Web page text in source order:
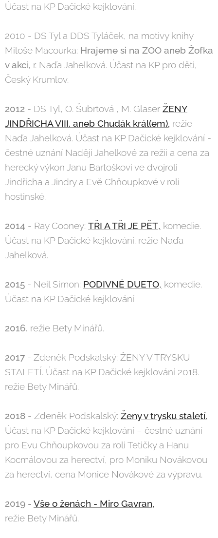
Účast na KP Dačické kejklování.
2010 - DS Tyl a DDS Tyláček, na motivy knihy
Miloše Macourka: Hrajeme si na ZOO aneb Žofka
v akci, r. Naďa Jahelková. Účast na KP pro děti,
Český Krumlov.
2012 - DS Tyl, O. Šubrtová , M. Glaser ŽENY
JINDŘICHA VIII. aneb Chudák král(em), režie
Naďa Jahelková. Účast na KP Dačické kejklování -
čestné uznání Naději Jahelkové za režii a cena za
herecký výkon Janu Bartoškovi ve dvojroli
Jindřicha a Jindry a Evě Chňoupkové v roli
hostinské.
2014 - Ray Cooney: TŘI A TŘI JE PĚT, komedie.
Účast na KP Dačické kejklování. režie Naďa
Jahelková.
2015 - Neil Simon: PODIVNÉ DUETO, komedie.
Účast na KP Dačické kejklování
2016. režie Bety Minářů.
2017 - Zdeněk Podskalský: ŽENY V TRYSKU
STALETÍ. Účast na KP Dačické kejklování 2018.
režie Bety Minářů.
2018 - Zdeněk Podskalský: Ženy v trysku staletí.
Účast na KP Dačické kejklování – čestné uznání
pro Evu Chňoupkovou za roli Tetičky a Hanu
Kocmálovou za herectví, pro Moniku Novákovou
za herectví, cena Monice Novákové za výpravu.
2019 - Vše o ženách - Miro Gavran,
režie Bety Minářů.